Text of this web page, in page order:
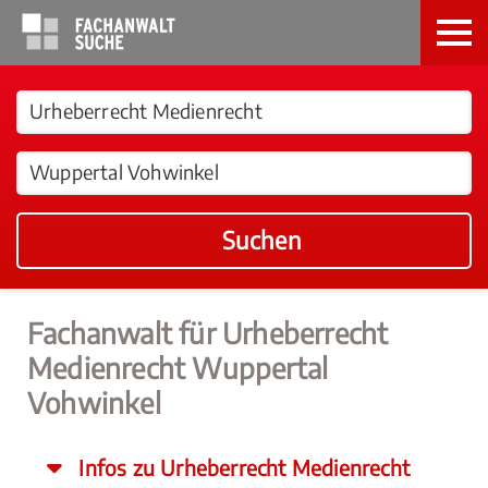
Suchen
Fachanwalt für Urheberrecht
Medienrecht Wuppertal
Vohwinkel
Infos zu Urheberrecht Medienrecht